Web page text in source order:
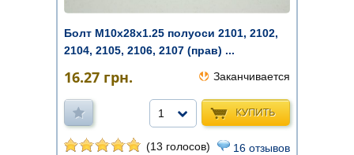
Болт М10х28х1.25 полуоси 2101, 2102,
2104, 2105, 2106, 2107 (прав) ...
16.27 грн. Заканчивается
КУПИТЬ
1
(13 голосов) 16 отзывов